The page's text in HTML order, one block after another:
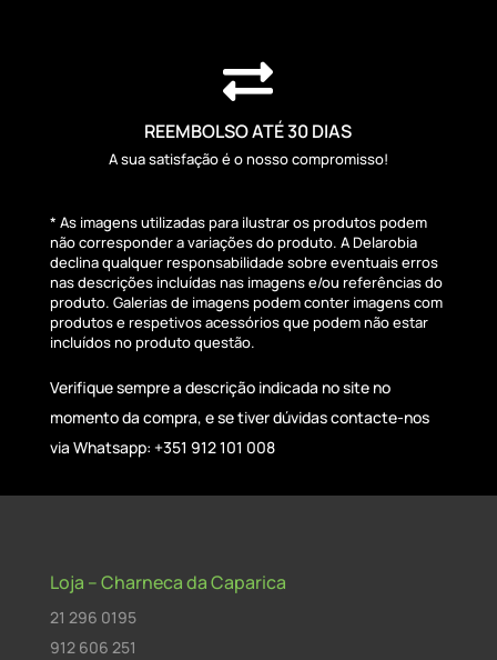

REEMBOLSO ATÉ 30 DIAS
A sua satisfação é o nosso compromisso!
* As imagens utilizadas para ilustrar os produtos podem
não corresponder a variações do produto. A Delarobia
declina qualquer responsabilidade sobre eventuais erros
nas descrições incluídas nas imagens e/ou referências do
produto. Galerias de imagens podem conter imagens com
produtos e respetivos acessórios que podem não estar
incluídos no produto questão.
Verifique sempre a descrição indicada no site no
momento da compra, e se tiver dúvidas contacte-nos
via Whatsapp: +351 912 101 008
Loja – Charneca da Caparica
21 296 0195
912 606 251